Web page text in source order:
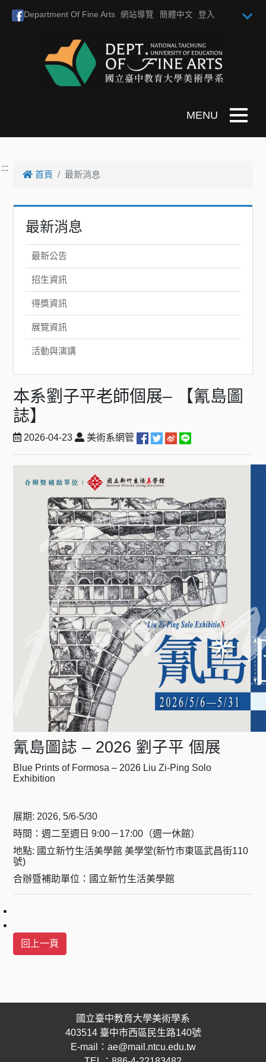
Department Of Fine Arts 網站導覽 簡體中文 登入
Toggle
:::
首頁 最新消息
最新消息
最新公告
招生資訊
得獎資訊
展覽資訊
活動與演講
本系劉子平老師個展– 【氰島圖
誌】
2026-04-23 美術系網管
氰島圖誌 – 2026 劉子平 個展
Blue Prints of Formosa – 2026 Liu Zi-Ping Solo
Exhibition
展期: 2026, 5/6-5/30
時間：週二至週日 9:00－17:00（週一休館）
地點: 國立新竹生活美學館 美學堂(新竹市東區武昌街110
號)
合辦暨補助單位：國立新竹生活美學館
國立臺中教育大學美術學系
403514 臺中市西區民生路140號
E-mail：ae@mail.ntcu.edu.tw